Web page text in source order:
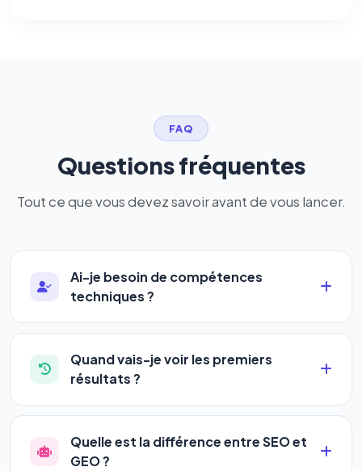
FAQ
Questions fréquentes
Tout ce que vous devez savoir avant de vous lancer.
Ai-je besoin de compétences
techniques ?
Absolument pas. Notre logiciel a été conçu pour
être accessible àtous les profils: artisans,
commerçants, auto-entrepreneurs, PME ou
complexe — vous renseignez l'adresse de votre
site, décrivez votre activité, et le logiciel gère tout
en automatique 24h/24.
Quand vais-je voir les premiers
résultats ?
La plupart de nos utilisateurs observent une
amélioration de leur positionnement en4 à 6
semaines. Le référencement est un marathon, pas
Quelle est la différence entre SEO et
GEO ?